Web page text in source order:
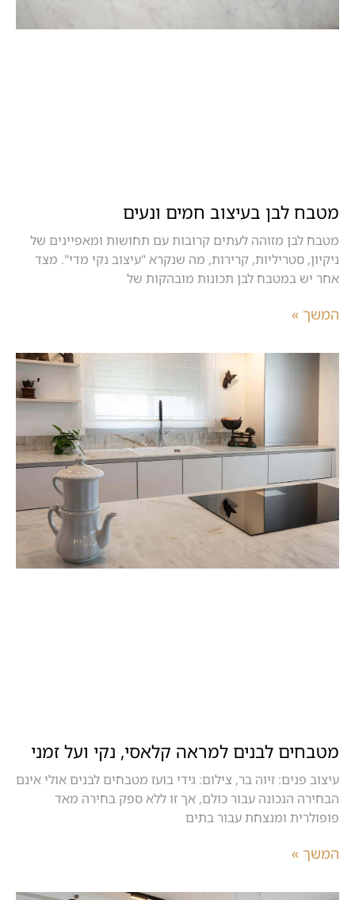
מטבח לבן בעיצוב חמים ונעים
מטבח לבן מזוהה לעתים קרובות עם תחושות ומאפיינים של
ניקיון, סטריליות, קרירות, מה שנקרא "עיצוב נקי מדי". מצד
אחר יש במטבח לבן תכונות מובהקות של
המשך »
מטבחים לבנים למראה קלאסי, נקי ועל זמני
עיצוב פנים: זיוה בר, צילום: גידי בועז מטבחים לבנים אולי אינם
הבחירה הנכונה עבור כולם, אך זו ללא ספק בחירה מאד
פופולרית ומנצחת עבור בתים
המשך »